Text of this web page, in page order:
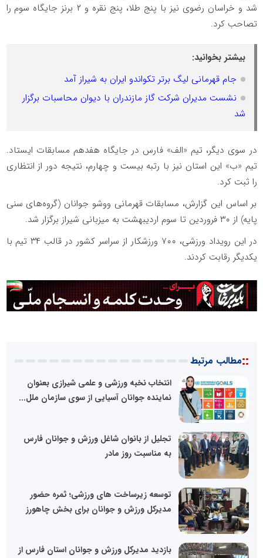
شد و خراسان رضوی نیز با پنج طلا، پنج نقره و ۲ برنز جایگاه سوم را
تصاحب کرد.
بیشتر بخوانید:
جام قهرمانی لیگ برتر تکواندو ایران به شیراز آمد
نشست مدیران شرکت گاز مازندران با دیوان محاسبات برگزار
شد
در سوی دیگر، تیم «الف» فارس در جایگاه هفدهم مسابقات ایستاد.
تیم «ب» این استان نیز با رتبه بیست و چهارم، نتیجه دور از انتظاری
را ثبت کرد.
بر اساس این گزارش، مسابقات قهرمانی ووشو جوانان (گروه‌های سنی
پایه) از ۳۰ فروردین تا سوم اردیبهشت‌ به میزبانی شیراز برگزار شد.
در این رویداد ورزشی، ۷۰۰ ورزشکار از سراسر کشور در قالب ۳۴ تیم با
یکدیگر رقابت کردند.
::مطالب مرتبط
انتخاب نخبه ورزشی و علمی شیرازی بعنوان
نماینده جوانان آسیایی از سوی سازمان ملل...
تجلیل از بانوان شاغل ورزش و جوانان فارس
به مناسبت روز مادر
توسعه زیرساخت های ورزشی؛ ثمره حضور
مدیرکل ورزش و جوانان برای بخش چاهورز
بازدید مدیرکل ورزش و جوانان استان فارس از